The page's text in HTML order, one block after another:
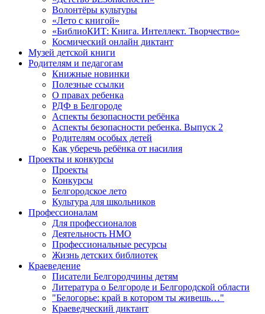
Волонтёры культуры
«Лето с книгой»
«БиблиоКИТ: Книга. Интеллект. Творчество»
Космический онлайн диктант
Музей детской книги
Родителям и педагогам
Книжные новинки
Полезные ссылки
О правах ребенка
РДФ в Белгороде
Аспекты безопасности ребёнка
Аспекты безопасности ребенка. Выпуск 2
Родителям особых детей
Как уберечь ребёнка от насилия
Проекты и конкурсы
Проекты
Конкурсы
Белгородское лето
Культура для школьников
Профессионалам
Для профессионалов
Деятельность НМО
Профессиональные ресурсы
Жизнь детских библиотек
Краеведение
Писатели Белгородчины детям
Литература о Белгороде и Белгородской области
"Белогорье: край в котором ты живешь…"
Краеведческий диктант